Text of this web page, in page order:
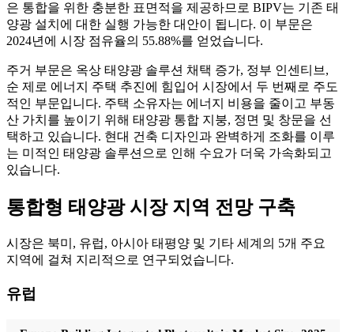
은 통합을 위한 충분한 표면적을 제공하므로 BIPV는 기존 태
양광 설치에 대한 실행 가능한 대안이 됩니다. 이 부문은
2024년에 시장 점유율의 55.88%를 얻었습니다.
주거 부문은 옥상 태양광 솔루션 채택 증가, 정부 인센티브,
순 제로 에너지 주택 추진에 힘입어 시장에서 두 번째로 주도
적인 부문입니다. 주택 소유자는 에너지 비용을 줄이고 부동
산 가치를 높이기 위해 태양광 통합 지붕, 정면 및 창문을 선
택하고 있습니다. 현대 건축 디자인과 완벽하게 조화를 이루
는 미적인 태양광 솔루션으로 인해 수요가 더욱 가속화되고
있습니다.
통합형 태양광 시장 지역 전망 구축
시장은 북미, 유럽, 아시아 태평양 및 기타 세계의 5개 주요
지역에 걸쳐 지리적으로 연구되었습니다.
유럽